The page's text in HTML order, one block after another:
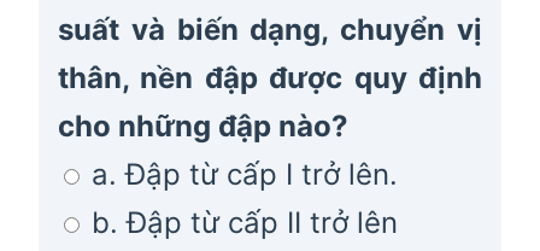
suất và biến dạng, chuyển vị
thân, nền đập được quy định
cho những đập nào?
a. Đập từ cấp I trở lên.
b. Đập từ cấp II trở lên